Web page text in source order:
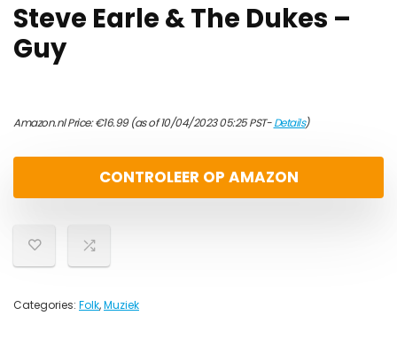
Steve Earle & The Dukes –
Guy
Amazon.nl Price:€16.99(as of 10/04/2023 05:25 PST-Details)
CONTROLEER OP AMAZON
Categories: Folk,Muziek